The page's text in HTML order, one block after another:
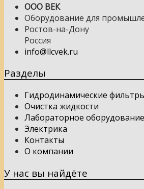
ООО ВЕК
Оборудование для
Ростов-на-Дону
Россия
info@llcvek.ru
Разделы
Гидродинамические
Очистка жидкости
Лабораторное оборудование
Электрика
Контакты
О компании
У нас вы найдёте